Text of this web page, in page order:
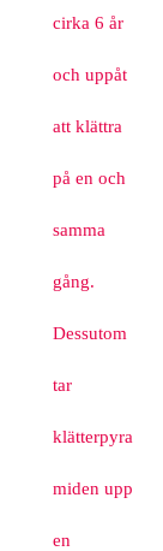
cirka 6 år
och uppåt
att klättra
på en och
samma
gång.
Dessutom
tar
klätterpyra
miden upp
en